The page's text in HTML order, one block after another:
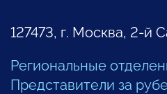
127473, г. Москва, 2-й
Региональные
Представители за